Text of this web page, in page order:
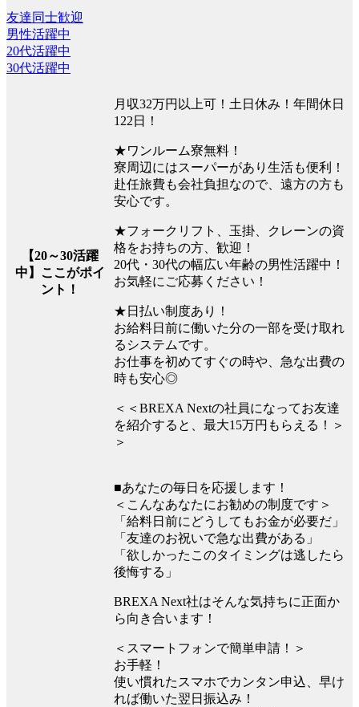
友達同士歓迎
男性活躍中
20代活躍中
30代活躍中
【20～30活躍
中】ここがポイ
ント！
月収32万円以上可！土日休み！年間休日
122日！
★ワンルーム寮無料！
寮周辺にはスーパーがあり生活も便利！
赴任旅費も会社負担なので、遠方の方も
安心です。
★フォークリフト、玉掛、クレーンの資
格をお持ちの方、歓迎！
20代・30代の幅広い年齢の男性活躍中！
お気軽にご応募ください！
★日払い制度あり！
お給料日前に働いた分の一部を受け取れ
るシステムです。
お仕事を初めてすぐの時や、急な出費の
時も安心◎
＜＜BREXA Nextの社員になってお友達
を紹介すると、最大15万円もらえる！＞
＞
■あなたの毎日を応援します！
＜こんなあなたにお勧めの制度です＞
「給料日前にどうしてもお金が必要だ」
「友達のお祝いで急な出費がある」
「欲しかったこのタイミングは逃したら
後悔する」
BREXA Next社はそんな気持ちに正面か
ら向き合います！
＜スマートフォンで簡単申請！＞
お手軽！
使い慣れたスマホでカンタン申込、早け
れば働いた翌日振込み！